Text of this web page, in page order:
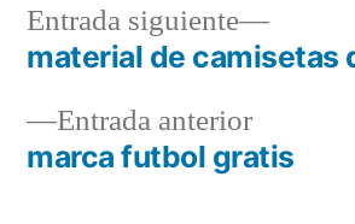
Navegación
deEntrada anteriorEntrada
anterior:
marca futbol gratis
Entrada siguiente
Entrada
material de camisetas